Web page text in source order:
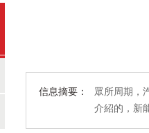
信息摘要：
眾所周期
介紹的，